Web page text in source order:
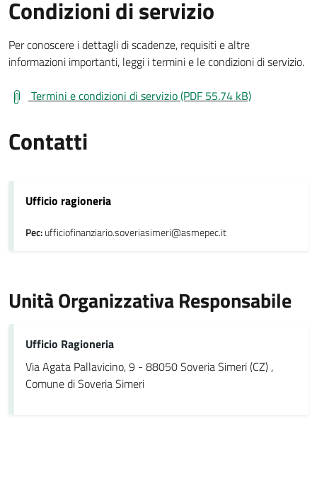
Condizioni di servizio
Per conoscere i dettagli di scadenze, requisiti e altre
informazioni importanti, leggi i termini e le condizioni di servizio.
Termini e condizioni di servizio (PDF 55.74 kB)
Contatti
Ufficio ragioneria
Pec:ufficiofinanziario.soveriasimeri@asmepec.it
Unità Organizzativa Responsabile
Ufficio Ragioneria
Via Agata Pallavicino, 9 - 88050 Soveria Simeri (CZ) ,
Comune di Soveria Simeri